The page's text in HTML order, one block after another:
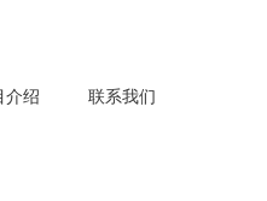
介绍 联系我们